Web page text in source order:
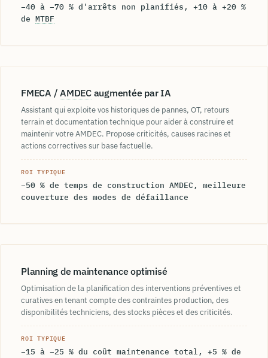
−40 à −70 % d'arrêts non planifiés, +10 à +20 %
de MTBF
FMECA /AMDECaugmentée par IA
Assistant qui exploite vos historiques de pannes, OT, retours
terrain et documentation technique pour aider à construire et
maintenir votre AMDEC. Propose criticités, causes racines et
actions correctives sur base factuelle.
ROI TYPIQUE
−50 % de temps de construction AMDEC, meilleure
couverture des modes de défaillance
Planning de maintenance optimisé
Optimisation de la planification des interventions préventives et
curatives en tenant compte des contraintes production, des
disponibilités techniciens, des stocks pièces et des criticités.
ROI TYPIQUE
−15 à −25 % du coût maintenance total, +5 % de